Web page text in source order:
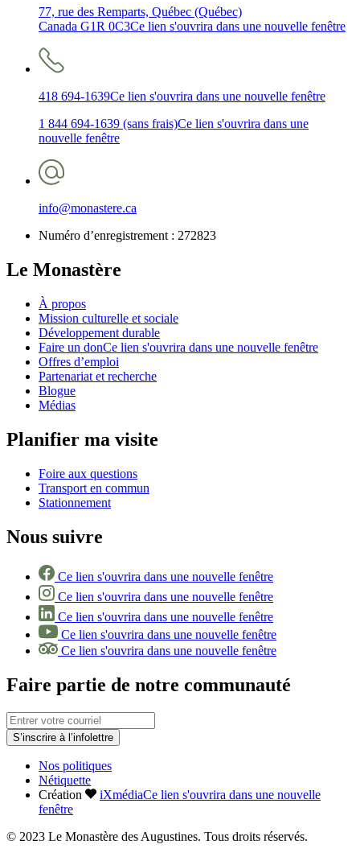
77, rue des Remparts, Québec (Québec)
Canada G1R 0C3Ce lien s'ouvrira dans une nouvelle fenêtre
418 694-1639Ce lien s'ouvrira dans une nouvelle fenêtre
1 844 694-1639 (sans frais)Ce lien s'ouvrira dans une
nouvelle fenêtre
info@monastere.ca
Numéro d’enregistrement : 272823
Le Monastère
À propos
Mission culturelle et sociale
Développement durable
Faire un donCe lien s'ouvrira dans une nouvelle fenêtre
Offres d’emploi
Partenariat et recherche
Blogue
Médias
Planifier ma visite
Foire aux questions
Transport en commun
Stationnement
Nous suivre
Ce lien s'ouvrira dans une nouvelle fenêtre
Ce lien s'ouvrira dans une nouvelle fenêtre
Ce lien s'ouvrira dans une nouvelle fenêtre
Ce lien s'ouvrira dans une nouvelle fenêtre
Ce lien s'ouvrira dans une nouvelle fenêtre
Faire partie de notre communauté
S’inscrire à l’infolettre
Nos politiques
Nétiquette
Création
iXmédiaCe lien s'ouvrira dans une nouvelle
fenêtre
© 2023 Le Monastère des Augustines. Tous droits réservés.